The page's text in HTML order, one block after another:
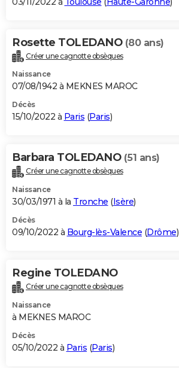
Rosette TOLEDANO (80 ans)
Créer une cagnotte obsèques
Naissance
07/08/1942 à MEKNES MAROC
Décès
15/10/2022 à Paris (Paris)
Barbara TOLEDANO (51 ans)
Créer une cagnotte obsèques
Naissance
30/03/1971 à la Tronche (Isère)
Décès
09/10/2022 à Bourg-lès-Valence (Drôme)
Regine TOLEDANO
Créer une cagnotte obsèques
Naissance
à MEKNES MAROC
Décès
05/10/2022 à Paris (Paris)